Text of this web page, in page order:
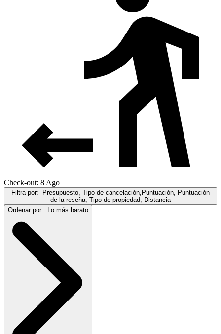
Check-out: 8 Ago
Filtra por:
Presupuesto, Tipo de cancelación,Puntuación, Puntuación
de la reseña, Tipo de propiedad, Distancia
Ordenar por:
Lo más barato